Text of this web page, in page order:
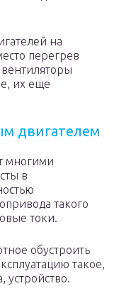
на
перегрев
их еще
двигателем
многими
в
такого
токи.
обустроить
такое,
устройство.